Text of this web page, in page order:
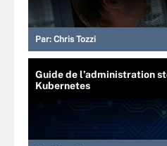
Par: Chris Tozzi
Guide de l’administration
Kubernetes